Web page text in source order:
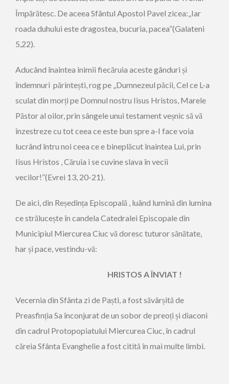
Împărătesc. De aceea Sfântul Apostol Pavel zicea:„Iar
roada duhului este dragostea, bucuria, pacea”(Galateni
5,22).
Aducând înaintea inimii fiecăruia aceste gânduri și
îndemnuri părintești, rog pe „Dumnezeul păcii, Cel ce L-a
sculat din morți pe Domnul nostru Iisus Hristos, Marele
Păstor al oilor, prin sângele unui testament veșnic să vă
înzestreze cu tot ceea ce este bun spre a-I face voia
lucrând întru noi ceea ce e bineplăcut înaintea Lui, prin
Iisus Hristos , Căruia i se cuvine slava în vecii
vecilor!”(Evrei 13, 20-21).
De aici, din Reședința Episcopală , luând lumină din lumina
ce strălucește în candela Catedralei Episcopale din
Municipiul Miercurea Ciuc vă doresc tuturor sănătate,
har și pace, vestindu-vă:
HRISTOS A ÎNVIAT !
Vecernia din Sfânta zi de Paști, a fost săvârșită de
Preasfinția Sa înconjurat de un sobor de preoți și diaconi
din cadrul Protopopiatului Miercurea Ciuc, în cadrul
căreia Sfânta Evanghelie a fost citită în mai multe limbi.